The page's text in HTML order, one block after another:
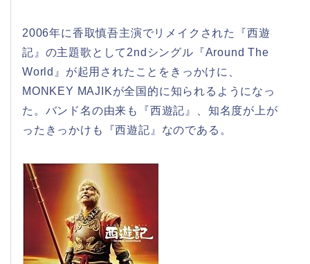
2006年に香取慎吾主演でリメイクされた『西遊
記』の主題歌として2ndシングル『Around The
World』が起用されたことをきっかけに、
MONKEY MAJIKが全国的に知られるようになっ
た。バンド名の由来も『西遊記』、知名度が上が
ったきっかけも『西遊記』なのである。